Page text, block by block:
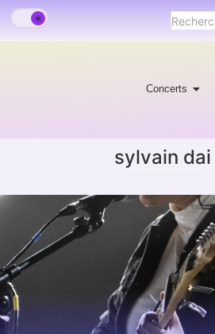
Concerts
sylvain dai